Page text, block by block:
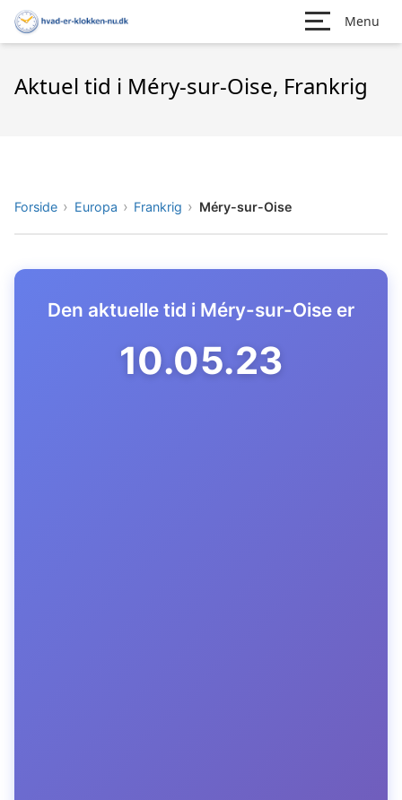
Menu
Aktuel tid i Méry-sur-Oise, Frankrig
Forside Europa Frankrig Méry-sur-Oise
Den aktuelle tid i Méry-sur-Oise er
10.05.24